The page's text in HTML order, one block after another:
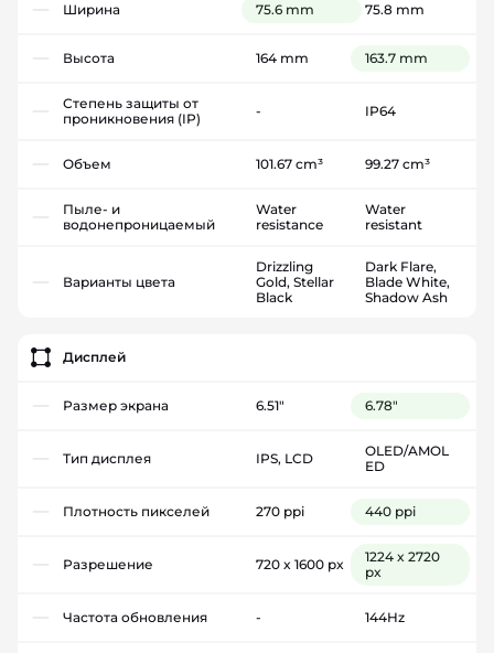
Ширина 75.6 mm 75.8 mm
Высота 164 mm 163.7 mm
Степень защиты от
проникновения (IP)
- IP64
Объем 101.67 cm³ 99.27 cm³
Пыле- и
водонепроницаемый
Water
resistance
Water
resistant
Варианты цвета
Drizzling
Gold, Stellar
Black
Dark Flare,
Blade White,
Shadow Ash
Дисплей
Размер экрана 6.51" 6.78"
Тип дисплея IPS, LCD
OLED/AMOL
ED
Плотность пикселей 270 ppi 440 ppi
Разрешение 720 x 1600 px
1224 x 2720
px
Частота обновления - 144Hz